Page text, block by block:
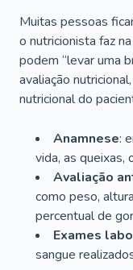
Muitas pessoas
o nutricionista faz
podem “levar uma
avaliação
nutricional do
Anamnese:
vida, as queixas,
Avaliação
como peso,
percentual de
Exames
sangue